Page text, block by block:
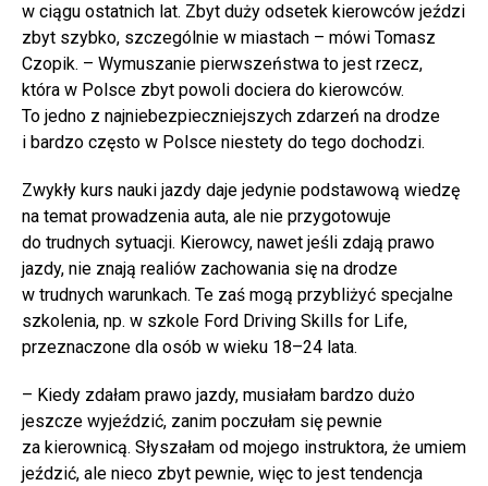
w ciągu ostatnich lat. Zbyt duży odsetek kierowców jeździ
zbyt szybko, szczególnie w miastach – mówi Tomasz
Czopik. – Wymuszanie pierwszeństwa to jest rzecz,
która w Polsce zbyt powoli dociera do kierowców.
To jedno z najniebezpieczniejszych zdarzeń na drodze
i bardzo często w Polsce niestety do tego dochodzi.
Zwykły kurs nauki jazdy daje jedynie podstawową wiedzę
na temat prowadzenia auta, ale nie przygotowuje
do trudnych sytuacji. Kierowcy, nawet jeśli zdają prawo
jazdy, nie znają realiów zachowania się na drodze
w trudnych warunkach. Te zaś mogą przybliżyć specjalne
szkolenia, np. w szkole Ford Driving Skills for Life,
przeznaczone dla osób w wieku 18–24 lata.
– Kiedy zdałam prawo jazdy, musiałam bardzo dużo
jeszcze wyjeździć, zanim poczułam się pewnie
za kierownicą. Słyszałam od mojego instruktora, że umiem
jeździć, ale nieco zbyt pewnie, więc to jest tendencja